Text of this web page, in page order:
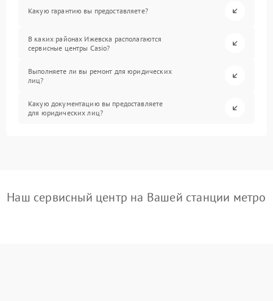
Какую гарантию вы предоставляете?
В каких районах Ижевска располагаются
сервисные центры Casio?
Выполняете ли вы ремонт для юридических
лиц?
Какую документацию вы предоставляете
для юридических лиц?
Наш сервисный центр на Вашей станции метро